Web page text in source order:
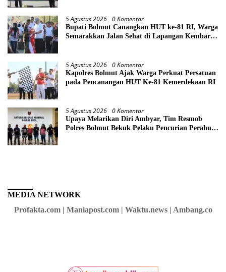
5 Agustus 2026 0 Komentar
Bupati Bolmut Canangkan HUT ke-81 RI, Warga
Semarakkan Jalan Sehat di Lapangan Kembar
5 Agustus 2026 0 Komentar
Kapolres Bolmut Ajak Warga Perkuat Persatuan
pada Pencanangan HUT Ke-81 Kemerdekaan RI
5 Agustus 2026 0 Komentar
Upaya Melarikan Diri Ambyar, Tim Resmob
Polres Bolmut Bekuk Pelaku Pencurian Perahu
MEDIA NETWORK
Profakta.com | Maniapost.com | Waktu.news | Ambang.co